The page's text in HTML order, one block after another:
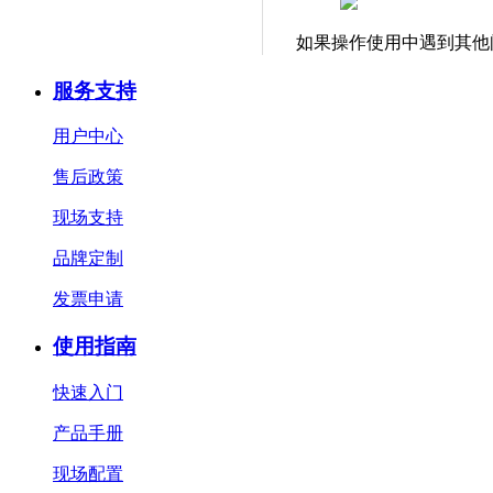
如果操作使用中遇到其
服务支持
用户中心
售后政策
现场支持
品牌定制
发票申请
使用指南
快速入门
产品手册
现场配置